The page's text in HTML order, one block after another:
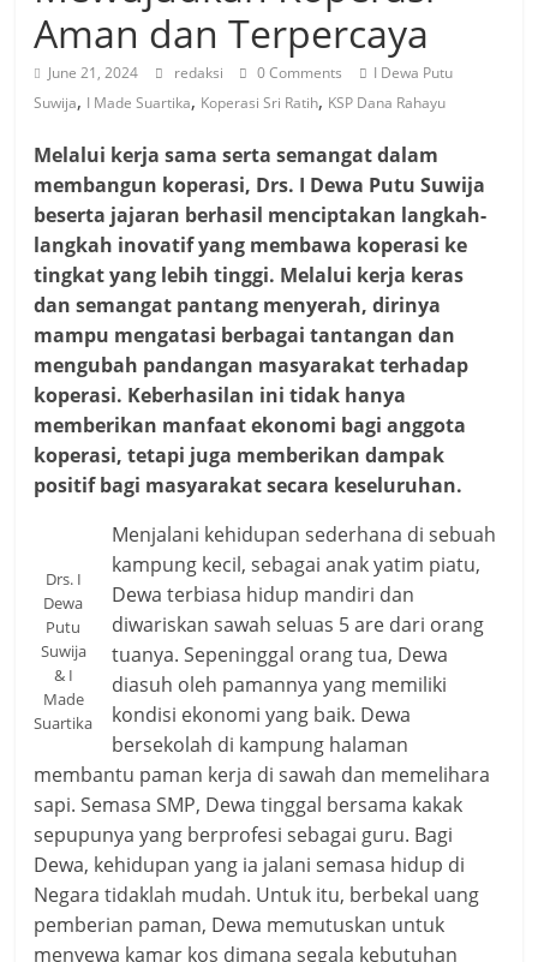
Aman dan Terpercaya
June 21, 2024 redaksi 0 Comments
I Dewa Putu
Suwija, I Made Suartika, Koperasi Sri Ratih, KSP Dana Rahayu
Melalui kerja sama serta semangat dalam
membangun koperasi, Drs. I Dewa Putu Suwija
beserta jajaran berhasil menciptakan langkah-
langkah inovatif yang membawa koperasi ke
tingkat yang lebih tinggi. Melalui kerja keras
dan semangat pantang menyerah, dirinya
mampu mengatasi berbagai tantangan dan
mengubah pandangan masyarakat terhadap
koperasi. Keberhasilan ini tidak hanya
memberikan manfaat ekonomi bagi anggota
koperasi, tetapi juga memberikan dampak
positif bagi masyarakat secara keseluruhan.
Drs. I
Dewa
Putu
Suwija
& I
Made
Suartika
Menjalani kehidupan sederhana di sebuah
kampung kecil, sebagai anak yatim piatu,
Dewa terbiasa hidup mandiri dan
diwariskan sawah seluas 5 are dari orang
tuanya. Sepeninggal orang tua, Dewa
diasuh oleh pamannya yang memiliki
kondisi ekonomi yang baik. Dewa
bersekolah di kampung halaman
membantu paman kerja di sawah dan memelihara
sapi. Semasa SMP, Dewa tinggal bersama kakak
sepupunya yang berprofesi sebagai guru. Bagi
Dewa, kehidupan yang ia jalani semasa hidup di
Negara tidaklah mudah. Untuk itu, berbekal uang
pemberian paman, Dewa memutuskan untuk
menyewa kamar kos dimana segala kebutuhan